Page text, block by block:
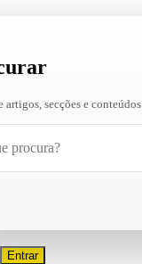
artigos, secções e conteúdos
Entrar